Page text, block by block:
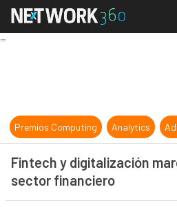
Fintech y
Premios Computing Analytics
Fintech y digitalización
sector financiero